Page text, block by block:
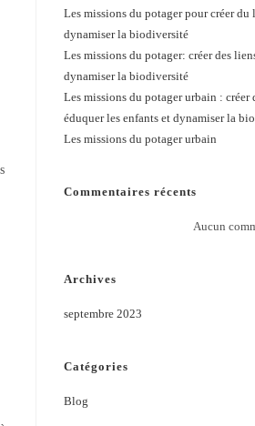
Les missions du potager pour créer du
dynamiser la biodiversité
Les missions du potager: créer des
dynamiser la biodiversité
Les missions du potager urbain :
éduquer les enfants et dynamiser la
Les missions du potager urbain
Commentaires récents
Aucun
Archives
septembre 2023
Catégories
Blog